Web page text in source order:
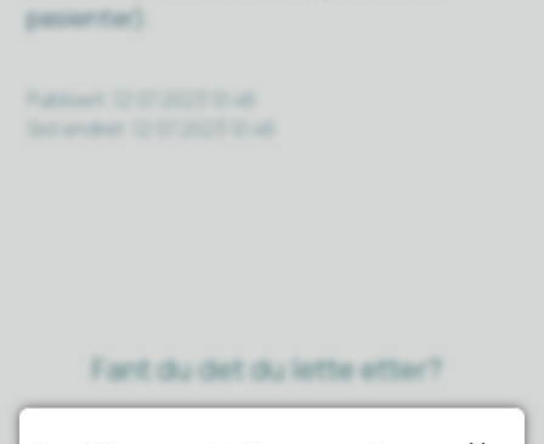
pasienter).
Publisert
Sist endret
Fant du det du lette etter?